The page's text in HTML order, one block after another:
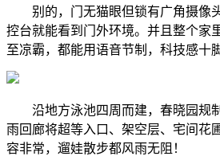
别的，门无猫眼但锁有广角摄像
控台就能看到门外环境。并且整个家
至凉霸，都能用语音节制，科技感十脚
沿地方泳池四周而建，春晓园规
雨回廊将超等入口、架空层、宅间花
容非常，遛娃散步都风雨无阻！